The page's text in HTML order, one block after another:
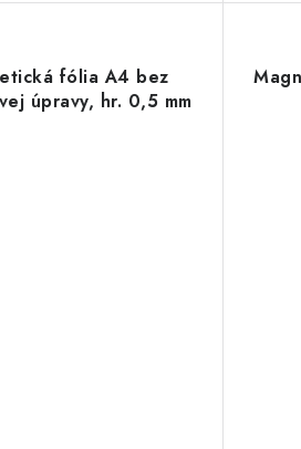
fólia A4 bez
úpravy, hr. 0,5 mm